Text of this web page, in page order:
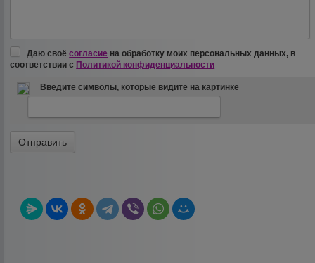
Даю своёсогласие на обработку моих персональных данных, в
соответствии с Политикой конфиденциальности
Введите символы, которые видите на картинке